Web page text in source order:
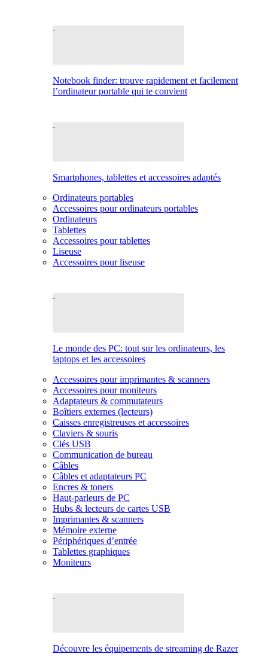
Notebook finder: trouve rapidement et facilement
l’ordinateur portable qui te convient
Smartphones, tablettes et accessoires adaptés
Ordinateurs portables
Accessoires pour ordinateurs portables
Ordinateurs
Tablettes
Accessoires pour tablettes
Liseuse
Accessoires pour liseuse
Le monde des PC: tout sur les ordinateurs, les
laptops et les accessoires
Accessoires pour imprimantes & scanners
Accessoires pour moniteurs
Adaptateurs & commutateurs
Boîtiers externes (lecteurs)
Caisses enregistreuses et accessoires
Claviers & souris
Clés USB
Communication de bureau
Câbles
Câbles et adaptateurs PC
Encres & toners
Haut-parleurs de PC
Hubs & lecteurs de cartes USB
Imprimantes & scanners
Mémoire externe
Périphériques d’entrée
Tablettes graphiques
Moniteurs
Découvre les équipements de streaming de Razer